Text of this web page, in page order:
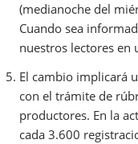
(medianoche del
Cuando sea
nuestros lectores en
El cambio implicará
con el trámite de
productores. En la
cada 3.600